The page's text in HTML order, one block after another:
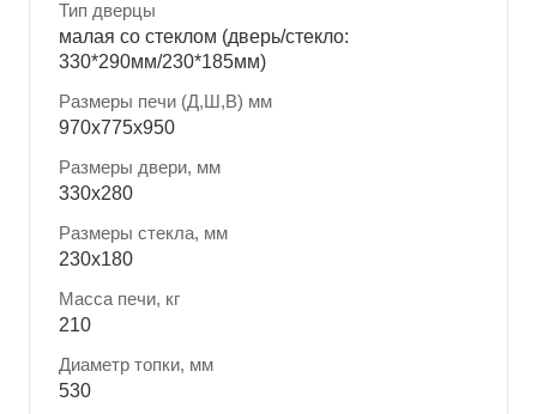
Тип дверцы
малая со стеклом (дверь/стекло:
330*290мм/230*185мм)
Размеры печи (Д,Ш,В) мм
970x775x950
Размеры двери, мм
330x280
Размеры стекла, мм
230x180
Масса печи, кг
210
Диаметр топки, мм
530